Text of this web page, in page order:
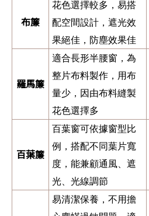
布簾
花色選擇較多，易搭
配空間設計，遮光效
果絕佳，防塵效果佳
羅馬簾
適合長形半腰窗，為
整片布料製作，用布
量少，因由布料縫製
花色選擇多
百葉簾
百葉窗可依據窗型比
例，搭配不同葉片寬
度，能兼顧通風、遮
光、光線調節
易清潔保養，不用擔